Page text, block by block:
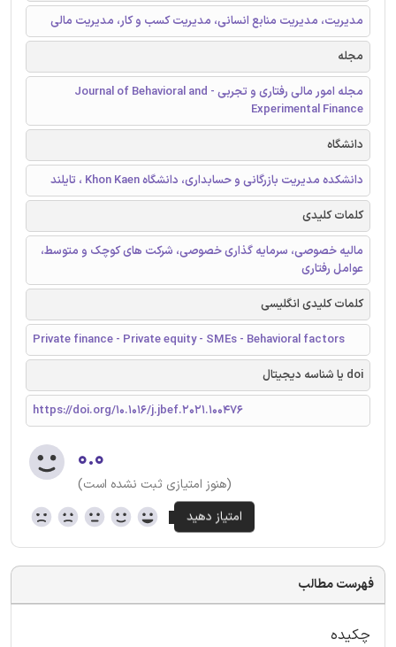
مدیریت، مدیریت منابع انسانی، مدیریت کسب و کار، مدیریت مالی
مجله
مجله امور مالی رفتاری و تجربی - Journal of Behavioral and
Experimental Finance
دانشگاه
دانشکده مدیریت بازرگانی و حسابداری، دانشگاه Khon Kaen ، تایلند
کلمات کلیدی
مالیه خصوصی، سرمایه گذاری خصوصی، شرکت های کوچک و متوسط،
عوامل رفتاری
کلمات کلیدی انگلیسی
Private finance - Private equity - SMEs - Behavioral factors
doi یا شناسه دیجیتال
https://doi.org/10.1016/j.jbef.2021.100476
۰.۰
(هنوز امتیازی ثبت نشده است)
فهرست مطالب
چکیده